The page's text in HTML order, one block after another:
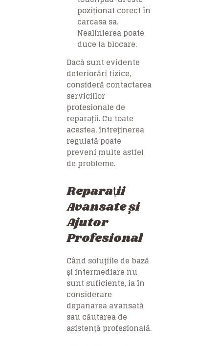
poziționat corect în
carcasa sa.
Nealinierea poate
duce la blocare.
Dacă sunt evidente
deteriorări fizice,
consideră contactarea
serviciilor
profesionale de
reparații. Cu toate
acestea, întreținerea
regulată poate
preveni multe astfel
de probleme.
Reparații
Avansate și
Ajutor
Profesional
Când soluțiile de bază
și intermediare nu
sunt suficiente, ia în
considerare
depanarea avansată
sau căutarea de
asistență profesională.